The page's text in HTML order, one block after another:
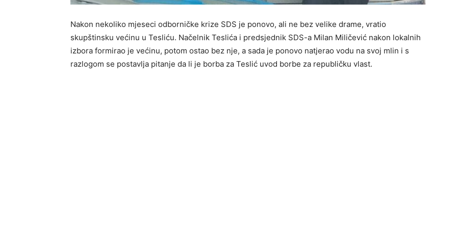
Nakon nekoliko mjeseci odborničke krize SDS je ponovo, ali ne bez velike drame, vratio
skupštinsku većinu u Tesliću. Načelnik Teslića i predsjednik SDS-a Milan Miličević nakon lokalnih
izbora formirao je većinu, potom ostao bez nje, a sada je ponovo natjerao vodu na svoj mlin i s
razlogom se postavlja pitanje da li je borba za Teslić uvod borbe za republičku vlast.